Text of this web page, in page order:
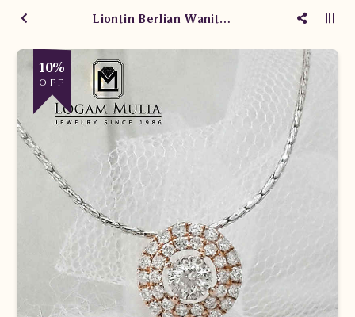
Liontin Berlian Wanita DVL.PF3329D LTd
10%
OFF